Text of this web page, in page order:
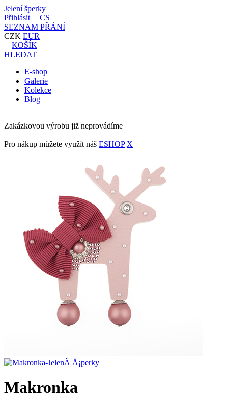
Jelení šperky
Přihlásit | CS
SEZNAM PŘÁNÍ |
CZK EUR
| KOŠÍK
HLEDAT
E-shop
Galerie
Kolekce
Blog
Zakázkovou výrobu již neprovádíme
Pro nákup můžete využít náš ESHOP X
Makronka